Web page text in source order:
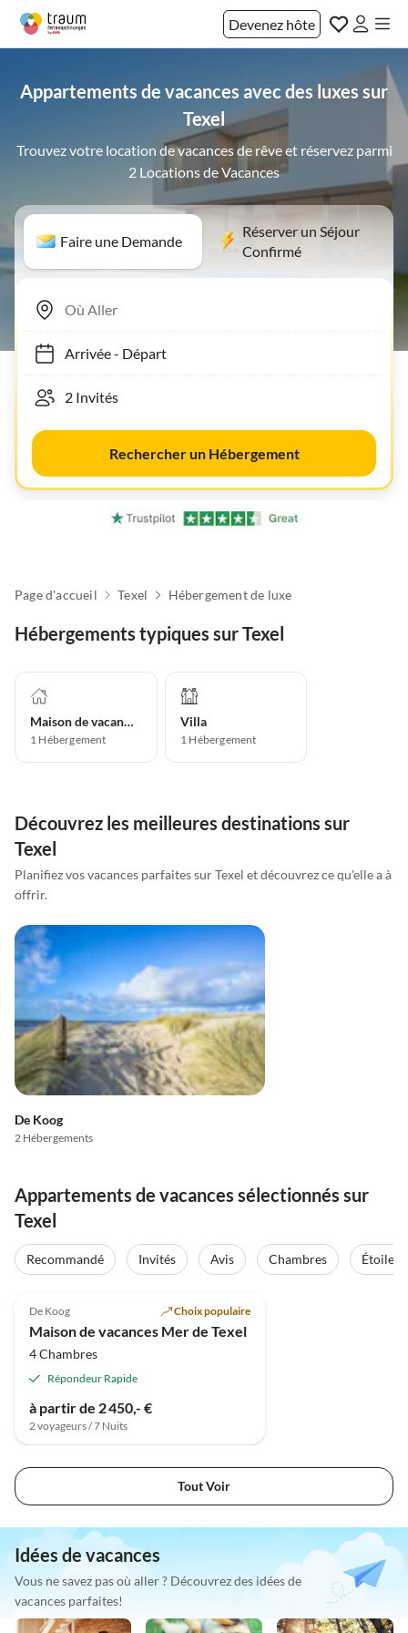
Devenez hôte
Appartements de vacances avec des luxes sur
Texel
Trouvez votre location de vacances de rêve et réservez parmi
2 Locations de Vacances
Faire une Demande
Réserver un Séjour
Confirmé
Arrivée- Départ
Rechercher un Hébergement
Page d'accueil Texel Hébergement de luxe
Hébergements typiques sur Texel
Maison de vacances
1 Hébergement
Villa
1 Hébergement
Découvrez les meilleures destinations sur
Texel
Planifiez vos vacances parfaites sur Texel et découvrez ce qu'elle a à
offrir.
De Koog
2 Hébergements
Appartements de vacances sélectionnés sur
Texel
Recommandé Invités Avis Chambres Étoiles
De Koog Choix populaire
Maison de vacances Mer de Texel
4 Chambres
Répondeur Rapide
à partir de 2 450,- €
2 voyageurs / 7 Nuits
Tout Voir
Idées de vacances
Vous ne savez pas où aller ? Découvrez des idées de
vacances parfaites!